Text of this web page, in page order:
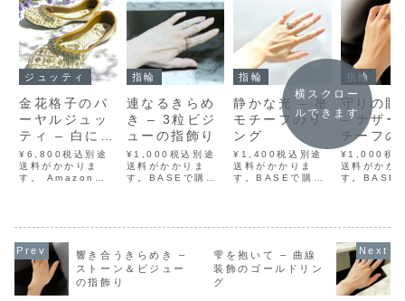
ジュッティ
金花格子のパ
ーヤルジュッ
ティ – 白に咲
く光の庭
¥6,800税込別途
送料がかかりま
す。 Amazonで
スに浮かびあがる
のは、葉のような
金刺繍でかたどら
れた繊細な格子模
様。そのひとつひ
指輪
連なるきらめ
き – 3粒ビジ
ューの指飾り
¥1,000税込別途
送料がかかりま
す。BASEで購入
うに――3粒のビ
ジューが並ぶ、立
体的なきらめきの
指輪
静かな光 – 星
モチーフのリ
ング
¥1,400税込別途
送料がかかりま
す。BASEで購入
――星をかたどっ
たシルバーモチー
指輪
守りの眼
– ナザー
チーフの
バーリン
¥1,000税
送料がかか
す。BASE
る“ナザール
チーフを思
る、印象的
しがモチー
ルバーリン
横スクロー
ルできます
響き合うきらめき –
ストーン＆ビジュー
の指飾り
雫を抱いて – 曲線
装飾のゴールドリン
グ